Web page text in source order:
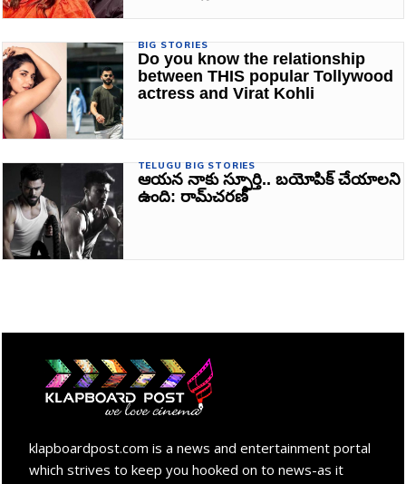
BIG STORIES
Do you know the relationship
between THIS popular Tollywood
actress and Virat Kohli
TELUGU BIG STORIES
ఆయన నాకు స్ఫూర్తి.. బయోపిక్‌ చేయాలని
ఉంది: రామ్‌చరణ్‌
klapboardpost.com is a news and entertainment portal
which strives to keep you hooked on to news-as it